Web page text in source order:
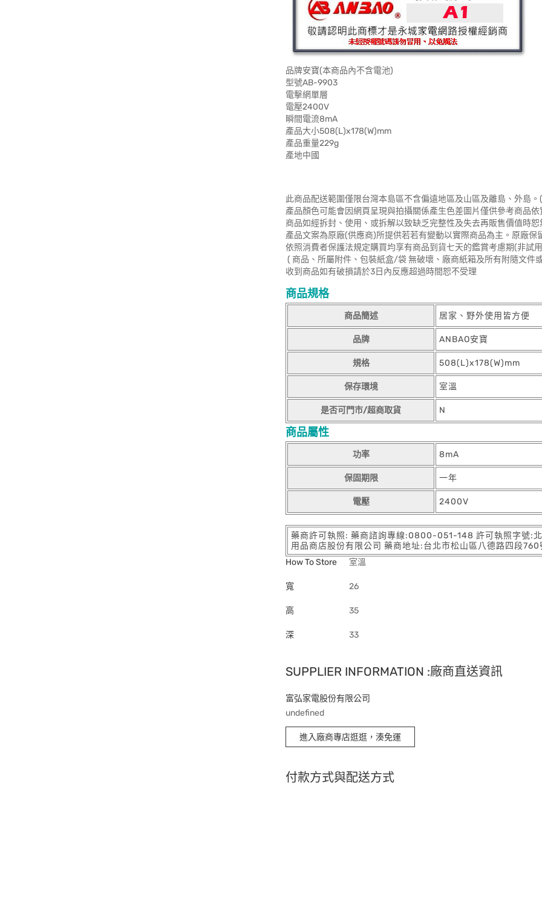
品牌安寶(本商品內不含電池)
型號AB-9903
電擊網單層
電壓2400V
瞬間電流8mA
產品大小508(L)x178(W)mm
產品重量229g
產地中國
此商品配送範圍僅限台灣本島區不含偏遠地區及山區及離島、外島
產品顏色可能會因網頁呈現與拍攝關係產生色差圖片僅供參考商品依
商品如經拆封、使用、或拆解以致缺乏完整性及失去再販售價值時
產品文案為原廠(供應商)所提供若若有變動以實際商品為主。原廠保
依照消費者保護法規定購買均享有商品到貨七天的鑑賞考慮期(非試
( 商品、所屬附件、包裝紙盒/袋 無破壞、廠商紙箱及所有附隨文件
收到商品如有破損請於3日內反應超過時間恕不受理
商品規格
商品簡述 居家、野外使用皆方便
品牌 ANBAO安寶
規格 508(L)x178(W)mm
保存環境 室溫
是否可門市/超商取貨 N
商品屬性
功率 8mA
保固期限 一年
電壓 2400V
藥商許可執照: 藥商諮詢專線:0800-051-148 許可執照字號:
用品商店股份有限公司 藥商地址:台北市松山區八德路四段
How To Store
室溫
寬 26
高 35
深 33
SUPPLIER INFORMATION :廠商直送資訊
富弘家電股份有限公司
undefined
進入廠商專店逛逛，湊免運
付款方式與配送方式